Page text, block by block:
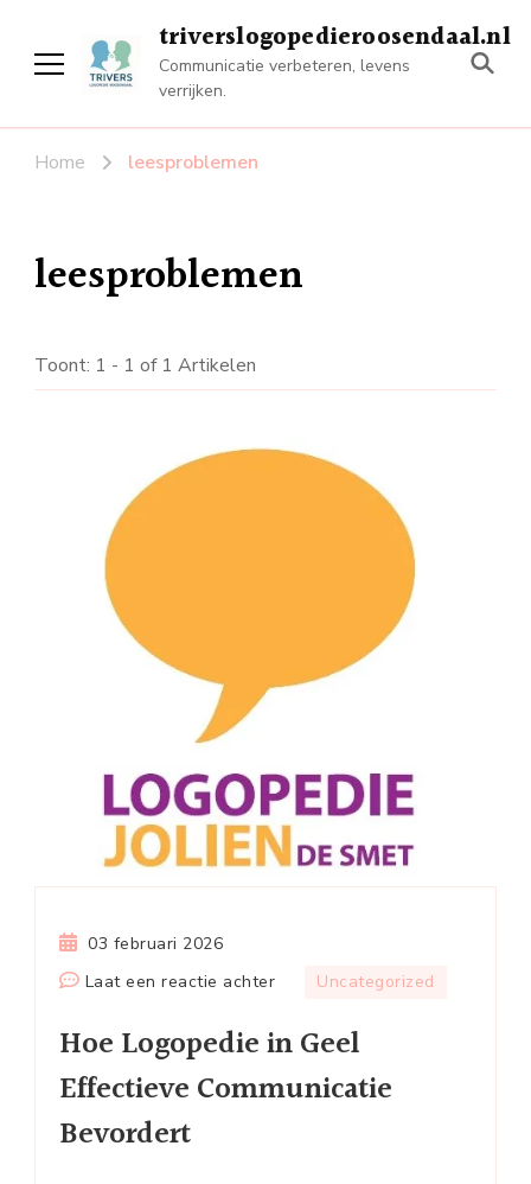
triverslogopedieroosendaal.nl
Communicatie verbeteren, levens
verrijken.
Home leesproblemen
leesproblemen
Toont: 1 - 1 of 1 Artikelen
03 februari 2026
Laat een reactie achterop
Logopedie
Geel
Uncategorized
Hoe Logopedie in Geel
Effectieve Communicatie
Bevordert